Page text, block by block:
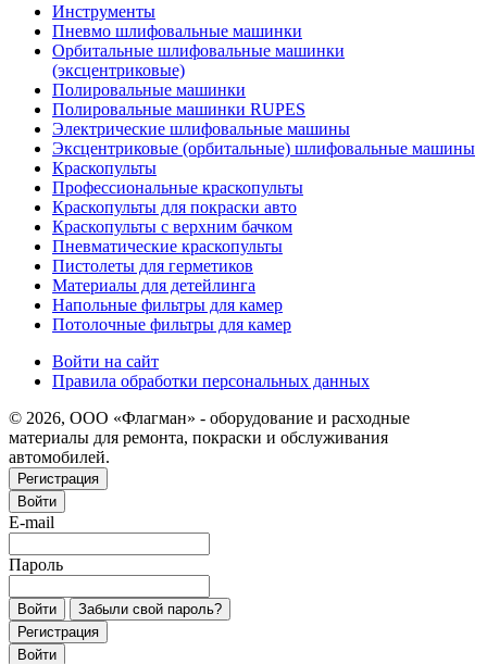
Инструменты
Пневмо шлифовальные машинки
Орбитальные шлифовальные машинки
(эксцентриковые)
Полировальные машинки
Полировальные машинки RUPES
Электрические шлифовальные машины
Эксцентриковые (орбитальные) шлифовальные машины
Краскопульты
Профессиональные краскопульты
Краскопульты для покраски авто
Краскопульты с верхним бачком
Пневматические краскопульты
Пистолеты для герметиков
Материалы для детейлинга
Напольные фильтры для камер
Потолочные фильтры для камер
Войти на сайт
Правила обработки персональных данных
© 2026, ООО «Флагман» - оборудование и расходные
материалы для ремонта, покраски и обслуживания
автомобилей.
Регистрация
Войти
E-mail
Пароль
Войти
Забыли свой пароль?
Регистрация
Войти